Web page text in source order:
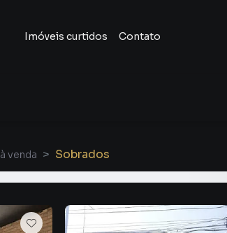
Imóveis curtidos Contato
à venda Sobrados